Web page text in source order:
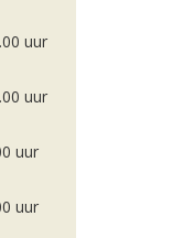
uur
uur
uur
uur